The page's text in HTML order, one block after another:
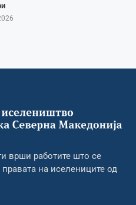
врши работите што се
на иселениците од